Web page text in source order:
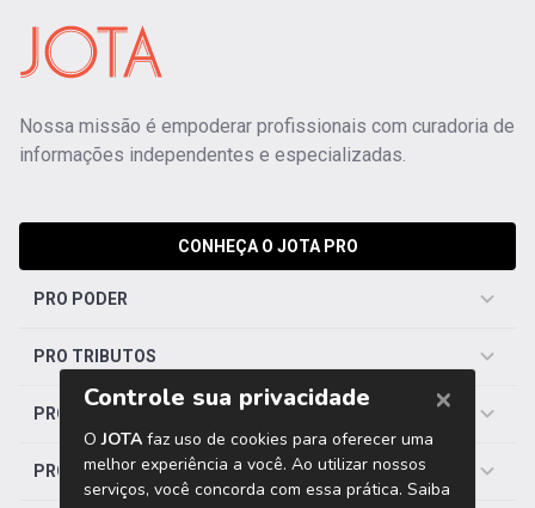
Nossa missão é empoderar profissionais com curadoria de
informações independentes e especializadas.
CONHEÇA O JOTA PRO
PRO PODER
PRO TRIBUTOS
PRO TRABALHISTA
PRO SAÚDE